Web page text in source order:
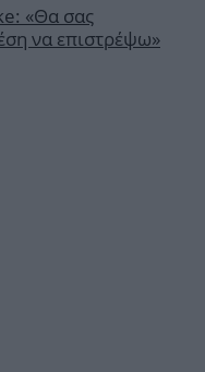
«Θα σας
να επιστρέψω»